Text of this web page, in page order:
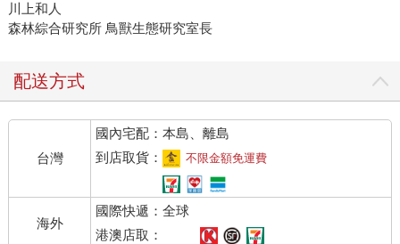
川上和人
森林綜合研究所 鳥獸生態研究室長
配送方式
台灣
國內宅配：本島、離島
到店取貨：
不限金額免運費
海外
國際快遞：全球
港澳店取：